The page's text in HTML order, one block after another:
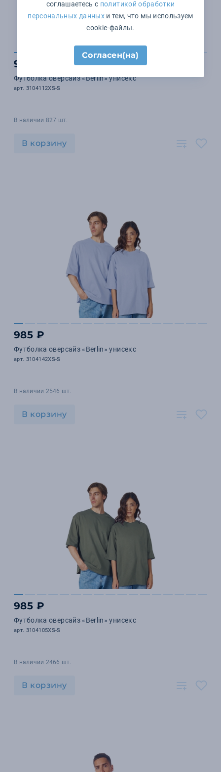
985 ₽
Футболка оверсайз «Berlin» унисекс
арт. 3104112XS-S
В наличии 827 шт.
В корзину
985 ₽
Футболка оверсайз «Berlin» унисекс
арт. 3104142XS-S
В наличии 2546 шт.
В корзину
985 ₽
Футболка оверсайз «Berlin» унисекс
арт. 3104105XS-S
В наличии 2466 шт.
В корзину
соглашаетесь с политикой обработки
персональных данныхи тем, что мы используем
cookie-файлы.
Согласен(на)